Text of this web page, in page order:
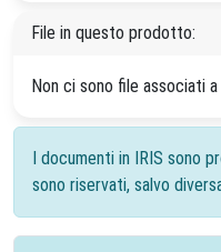
File in questo prodotto:
Non ci sono file associati
I documenti in IRIS sono
sono riservati, salvo